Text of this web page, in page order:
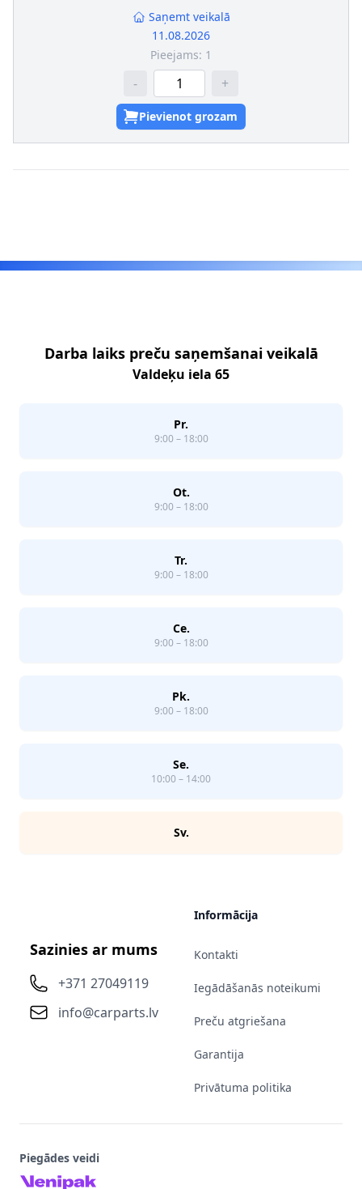
Saņemt veikalā
11.08.2026
Pieejams: 1
- +
Pievienot grozam
Darba laiks preču saņemšanai veikalā
Valdeķu iela 65
Pr.
9:00 – 18:00
Ot.
9:00 – 18:00
Tr.
9:00 – 18:00
Ce.
9:00 – 18:00
Pk.
9:00 – 18:00
Se.
10:00 – 14:00
Sv.
Sazinies ar mums
+371 27049119
info@carparts.lv
Informācija
Kontakti
Iegādāšanās noteikumi
Preču atgriešana
Garantija
Privātuma politika
Piegādes veidi